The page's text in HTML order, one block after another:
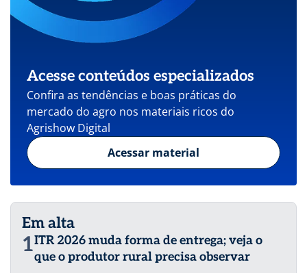
Acesse conteúdos especializados
Confira as tendências e boas práticas do
mercado do agro nos materiais ricos do
Agrishow Digital
Acessar material
Em alta
1ITR 2026 muda forma de entrega; veja o
que o produtor rural precisa observar